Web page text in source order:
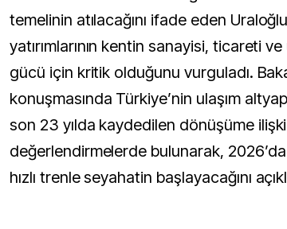
temelinin atılacağını ifade eden
yatırımlarının kentin sanayisi, ticareti
gücü için kritik olduğunu vurguladı.
konuşmasında Türkiye’nin ulaşım
son 23 yılda kaydedilen dönüşüme
değerlendirmelerde bulunarak, 2026’da
hızlı trenle seyahatin başlayacağını